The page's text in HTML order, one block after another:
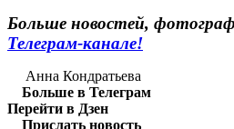
Больше новостей,
Телеграм-канале!
Анна Кондратьева
Больше в Телеграм
Перейти в Дзен
Прислать новость